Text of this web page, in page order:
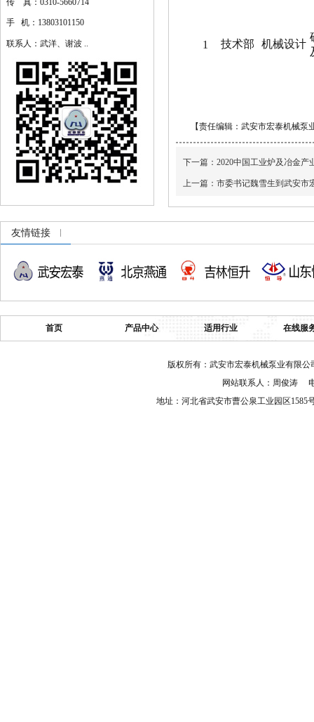
传 真：0310-5660714
手 机：13803101150
联系人：武洋、谢波 .. 1 技术部 机械设计
【责任编辑：武安市宏泰机械泵
下一篇： 2020中国工业炉及冶金产
上一篇： 市委书记魏雪生到武安市
友情链接
首页 产品中心 适用行业 在线服
版权所有：武安市宏泰机械泵业有限
网站联系人：周俊涛
地址：河北省武安市曹公泉工业园区